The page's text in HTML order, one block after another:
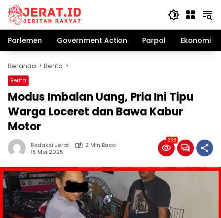
Langsung
konten
Parlemen
Government Action Parpol Ekonomi
Beranda Berita
Berita
Modus Imbalan Uang, Pria Ini Tipu
Warga Loceret dan Bawa Kabur
Motor
Redaksi Jerat
2 Min Baca
15 Mei 2025
235